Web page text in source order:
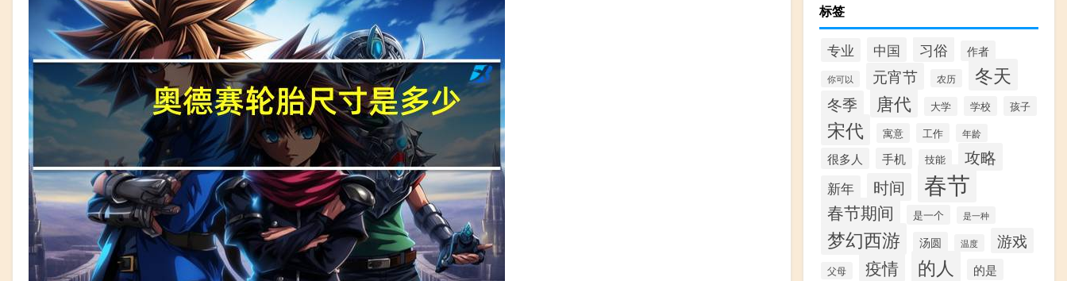
标签
专业 中国 习俗 作者
你可以 元宵节 农历 冬天
冬季 唐代 大学 学校 孩子
宋代 寓意 工作 年龄
很多人 手机 技能 攻略
新年 时间 春节
春节期间 是一个 是一种
梦幻西游 汤圆 温度 游戏
父母 疫情 的人 的是